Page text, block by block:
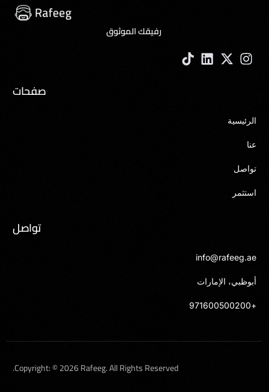
رفيقك الموثوق
صفحات
الرئيسية
عنا
تواصل
استثمر
تواصل
info@rafeeg.ae
أبوظبي، الإمارات
+971600500200
Copyright: © 2026 Rafeeg. All Rights Reserved.